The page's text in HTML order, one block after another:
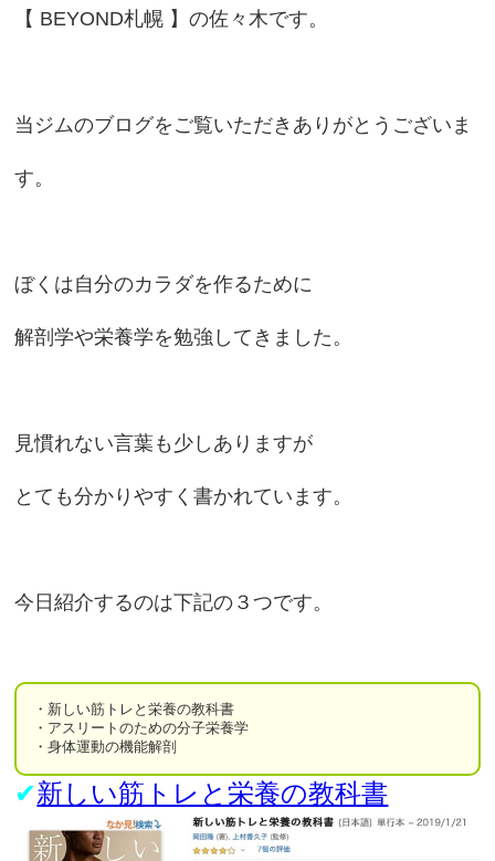
【 BEYOND札幌 】の佐々木です。
当ジムのブログをご覧いただきありがとうございま
す。
ぼくは自分のカラダを作るために
解剖学や栄養学を勉強してきました。
見慣れない言葉も少しありますが
とても分かりやすく書かれています。
今日紹介するのは下記の３つです。
・新しい筋トレと栄養の教科書
・アスリートのための分子栄養学
・身体運動の機能解剖
✔︎新しい筋トレと栄養の教科書